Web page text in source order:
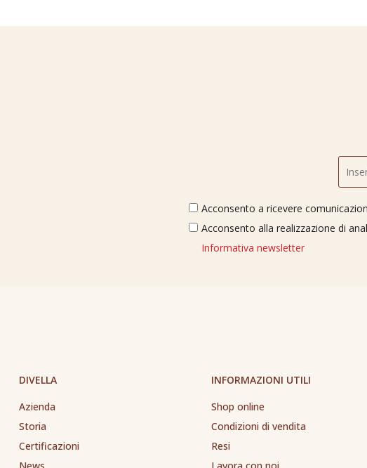
Acconsento a ricevere
Acconsento alla realizzazione di
Informativa newsletter
DIVELLA
Azienda
Storia
Certificazioni
INFORMAZIONI UTILI
Shop online
Condizioni di vendita
Resi